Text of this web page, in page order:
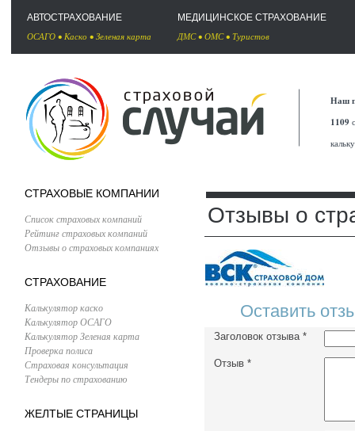
АВТОСТРАХОВАНИЕ
ОСАГО • Каско • Зеленая карта
МЕДИЦИНСКОЕ СТРАХОВАНИЕ
ДМС• ОМС• Туристов
Наш
1109
СТРАХОВЫЕ КОМПАНИИ
Список страховых компаний
Рейтинг страховых компаний
Отзывы о страховых компаниях
СТРАХОВАНИЕ
Калькулятор каско
Калькулятор ОСАГО
Калькулятор Зеленая карта
Проверка полиса
Страховая консультация
Тендеры по страхованию
ЖЕЛТЫЕ СТРАНИЦЫ
Отзывы о
Оставить
Заголовок отзыва *
Отзыв *